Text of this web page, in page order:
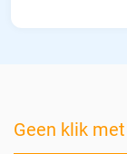
Geen klik